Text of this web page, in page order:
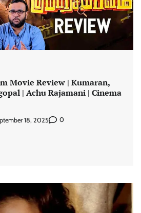
Movie Review | Kumaran,
| Achu Rajamani | Cinema
18, 2025 0